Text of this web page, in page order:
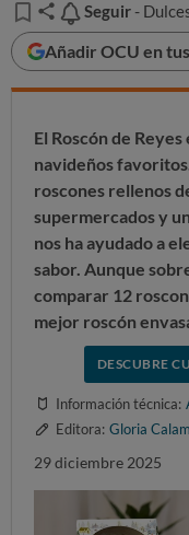
Seguir
Seguir -
Añadir OCU en
El Roscón de
navideños
roscones rellenos
supermercados y
nos ha ayudado a
sabor. Aunque
comparar 12
mejor roscón
DESCUBRE
Información técnica:
Editora: Gloria
29 diciembre 2025